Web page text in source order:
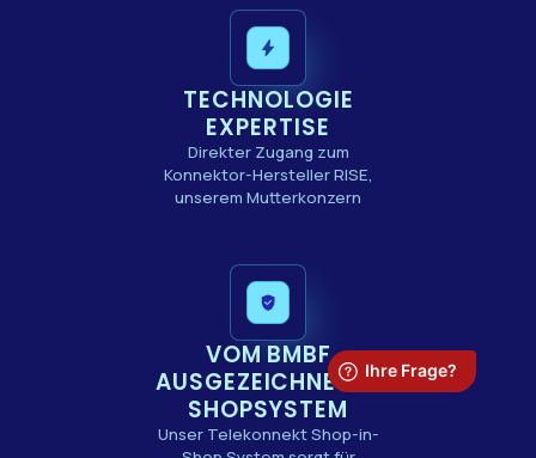
TECHNOLOGIE
EXPERTISE
Direkter Zugang zum
Konnektor-Hersteller RISE,
unserem Mutterkonzern
VOM BMBF
AUSGEZEICHNETES
SHOPSYSTEM
Unser Telekonnekt Shop-in-